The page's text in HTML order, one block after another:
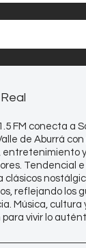
FM conecta a
de Aburrá
entretenimiento
Tendencial e
clásicos
reflejando los
Música, cultura
vivir lo